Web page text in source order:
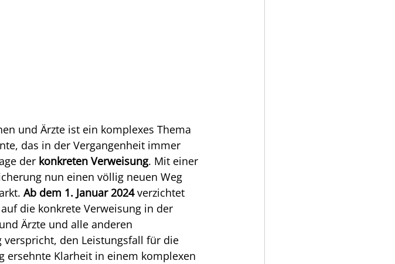
und Ärzte ist ein komplexes Thema
das in der Vergangenheit immer
der konkreten Verweisung. Mit einer
nun einen völlig neuen Weg
Ab dem 1. Januar 2024 verzichtet
die konkrete Verweisung in der
Ärzte und alle anderen
verspricht, den Leistungsfall für die
ersehnte Klarheit in einem komplexen